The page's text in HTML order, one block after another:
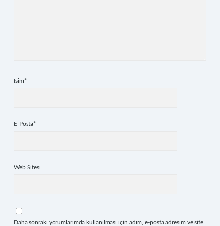
İsim*
E-Posta*
Web Sitesi
Daha sonraki yorumlarımda kullanılması için adım, e-posta adresim ve site